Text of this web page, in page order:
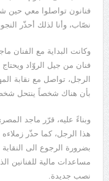
فنانون تواصلوا معي حين
نصّاب، وأنا لذلك أحذّر
وكانت البداية مع
فنان من جيل الروّاد
الرجل، تواصل مع نقابة
بأن هناك شخصاً ينتحل
وبناءً عليه، قرّر ماجد
هذا الرجل، كما حذّر
بضرورة الرجوع الى
مساعدات مالية للفنانين
نصب جديدة.